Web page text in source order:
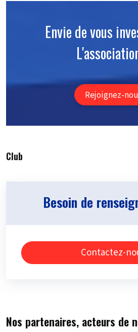
Envie de vous
Rejoignez-
Club
Besoin de
Contactez-
Nos partenaires, acteurs de